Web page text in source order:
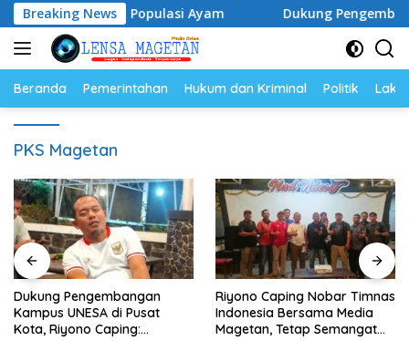
Langsung
ke
konten
Breaking News
dan Populasi Ayam Dukung Pengembangan
Beranda Pemerintahan Hukum dan Kriminal Politik
PKS Magetan
Dukung Pengembangan
Kampus UNESA di Pusat
Kota, Riyono Caping:
Riyono Caping Nobar Timnas
Indonesia Bersama Media
Magetan, Tetap Semangat